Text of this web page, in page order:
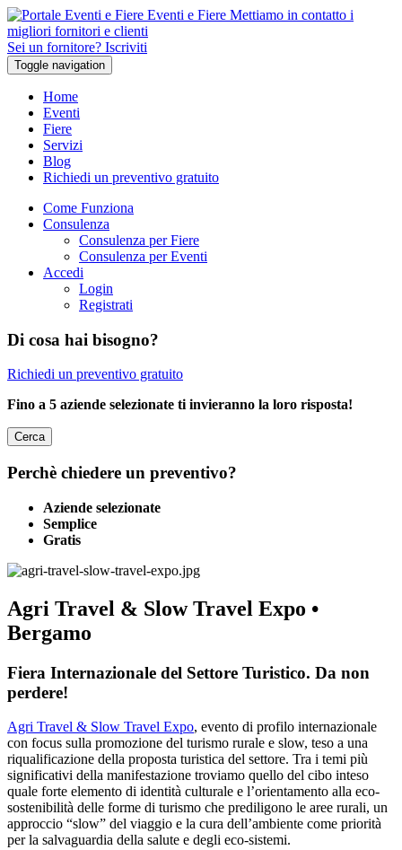
Eventi e Fiere Mettiamo in contatto i
migliori fornitori e clienti
Sei un fornitore? Iscriviti
Toggle navigation
Home
Eventi
Fiere
Servizi
Blog
Richiedi un preventivo gratuito
Come Funziona
Consulenza
Consulenza per Fiere
Consulenza per Eventi
Accedi
Login
Registrati
Di cosa hai bisogno?
Richiedi un preventivo gratuito
Fino a 5 aziende selezionate ti invieranno la loro risposta!
Cerca
Perchè chiedere un preventivo?
Aziende selezionate
Semplice
Gratis
Agri Travel & Slow Travel Expo •
Bergamo
Fiera Internazionale del Settore Turistico. Da non
perdere!
Agri Travel & Slow Travel Expo, evento di profilo internazionale
con focus sulla promozione del turismo rurale e slow, teso a una
riqualificazione della proposta turistica del settore. Tra i temi più
significativi della manifestazione troviamo quello del cibo inteso
quale forte elemento di identità culturale e l’orientamento alla eco-
sostenibilità delle forme di turismo che prediligono le aree rurali, un
approccio “slow” del viaggio e la cura dell’ambiente come priorità
per la salvaguardia della salute e degli eco-sistemi.